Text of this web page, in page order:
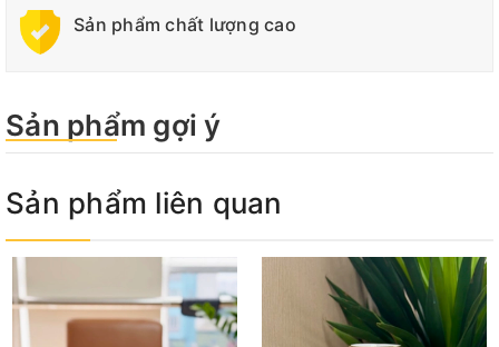
Sản phẩm chất lượng cao
Sản phẩm gợi ý
Sản phẩm liên quan